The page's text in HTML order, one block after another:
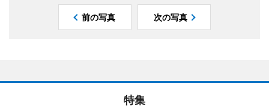
前の写真 次の写真
特集